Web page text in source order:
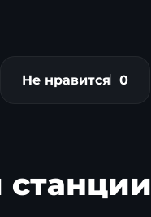
Не нравится 0
станции